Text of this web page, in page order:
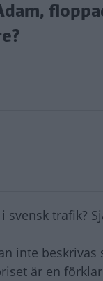
trafik?
inte
är en